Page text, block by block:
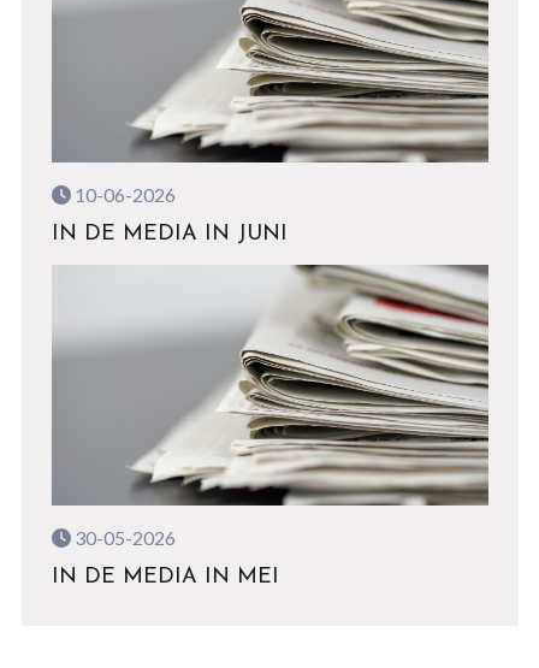
10-06-2026
IN DE MEDIA IN JUNI
30-05-2026
IN DE MEDIA IN MEI